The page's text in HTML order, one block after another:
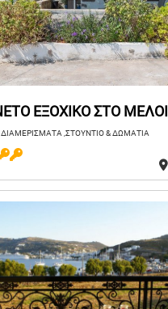
ΕΞΟΧΙΚΟ ΣΤΟ ΜΕΛΟΙ
ΔΙΑΜΕΡΙΣΜΑΤΑ ,ΣΤΟΥΝΤΙΟ & ΔΩΜΑΤΙΑ